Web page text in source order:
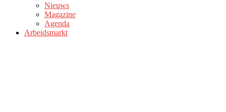
Nieuws
Magazine
Agenda
Arbeidsmarkt